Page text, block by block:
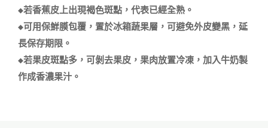
◆若香蕉皮上出現褐色斑點，代表已經全熟。
◆可用保鮮膜包覆，置於冰箱蔬果層，可避免外皮變黑，延
長保存期限。
◆若果皮斑點多，可剝去果皮，果肉放置冷凍，加入牛奶製